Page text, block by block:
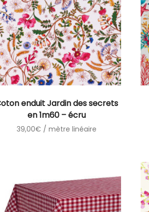
enduit Jardin des secrets
en 1m60 – écru
39,00€ / mètre linéaire